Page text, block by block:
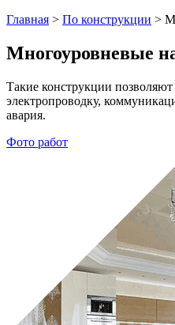
Главная > По конструкции >
Многоуровневые
Такие конструкции
электропроводку,
авария.
Фото работ